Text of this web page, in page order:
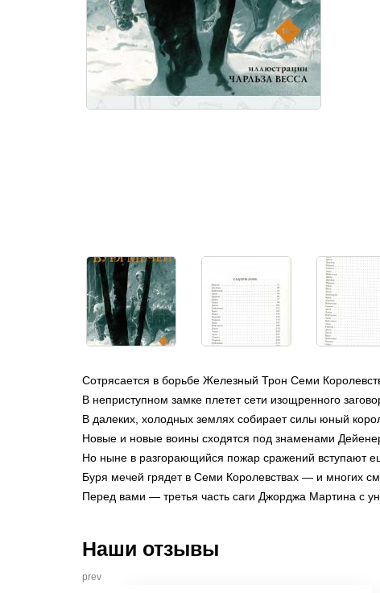
Сотрясается в борьбе Железный Трон Семи
В неприступном замке плетет сети изощренного
В далеких, холодных землях собирает силы юный
Новые и новые воины сходятся под знаменами
Но ныне в разгорающийся пожар сражений вступают
Буря мечей грядет в Семи Королевствах — и многих
Перед вами — третья часть саги Джорджа Мартина с
Наши отзывы
prev